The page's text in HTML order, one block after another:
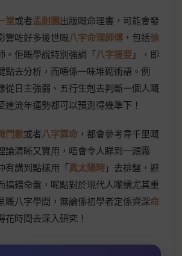
堂或者孟耐園出版嘅命理書，可能會發
響咗好多後世嘅八字命理師傅 ，包括徐
。佢嘅學說特別強調「八字提要」，即
點去分析，而唔係一味堆砌術語。例
從日主強弱、五行生剋去判斷一個人嘅
連流年運勢都可以預測得幾準下！
鬥數或者八字算命 ，都會參考韋千里嘅
論清晰又實用，唔會令人睇到一頭霧
有講到點樣用「真太陽時」去排盤，避
搞錯命盤，呢點對於現代人嚟講尤其重
嘅八字學問，無論係初學者定係資深命
花時間去深入研究！